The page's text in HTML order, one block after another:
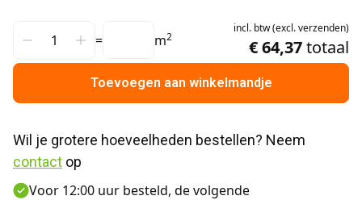
= m2
incl. btw(excl.verzenden)
€ 64,37totaal
Toevoegen aan winkelmandje
contact op
Voor 12:00 uur besteld, de volgende